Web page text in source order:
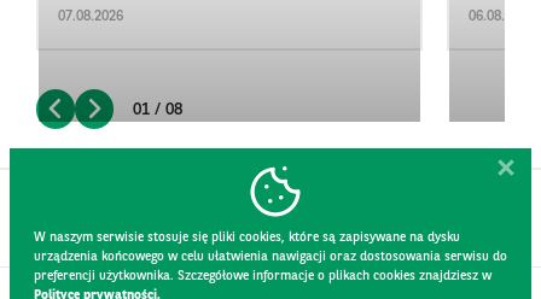
07.08.2026 06.08.2026
01 / 08
W naszym serwisie stosuje się pliki cookies, które są zapisywane na dysku
urządzenia końcowego w celu ułatwienia nawigacji oraz dostosowania serwisu do
preferencji użytkownika. Szczegółowe informacje o plikach cookies znajdziesz w
Polityce prywatności.